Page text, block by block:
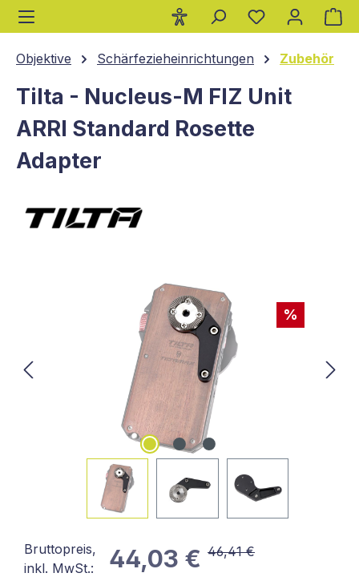
springen
Objektive Schärfezieheinrichtungen Zubehör
Tilta - Nucleus-M FIZ Unit
ARRI Standard Rosette
Adapter
%
Bildergalerie überspringen
Bruttopreis,
inkl. MwSt.:
44,03 € 46,41 €